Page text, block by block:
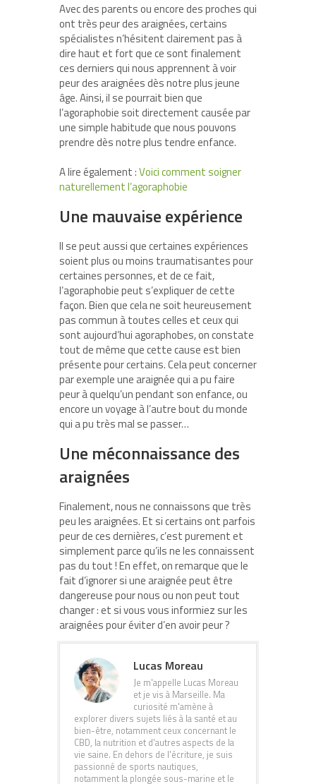
Avec des parents ou encore des proches qui
ont très peur des araignées, certains
spécialistes n’hésitent clairement pas à
dire haut et fort que ce sont finalement
ces derniers qui nous apprennent à voir
peur des araignées dès notre plus jeune
âge. Ainsi, il se pourrait bien que
l’agoraphobie soit directement causée par
une simple habitude que nous pouvons
prendre dès notre plus tendre enfance.
A lire également :Voici comment soigner
naturellement l’agoraphobie
Une mauvaise expérience
Il se peut aussi que certaines expériences
soient plus ou moins traumatisantes pour
certaines personnes, et de ce fait,
l’agoraphobie peut s’expliquer de cette
façon. Bien que cela ne soit heureusement
pas commun à toutes celles et ceux qui
sont aujourd’hui agoraphobes, on constate
tout de même que cette cause est bien
présente pour certains. Cela peut concerner
par exemple une araignée qui a pu faire
peur à quelqu’un pendant son enfance, ou
encore un voyage à l’autre bout du monde
qui a pu très mal se passer…
Une méconnaissance des
araignées
Finalement, nous ne connaissons que très
peu les araignées. Et si certains ont parfois
peur de ces dernières, c’est purement et
simplement parce qu’ils ne les connaissent
pas du tout ! En effet, on remarque que le
fait d’ignorer si une araignée peut être
dangereuse pour nous ou non peut tout
changer : et si vous vous informiez sur les
araignées pour éviter d’en avoir peur ?
Lucas Moreau
Je m'appelle Lucas Moreau
et je vis à Marseille. Ma
curiosité m'amène à
explorer divers sujets liés à la santé et au
bien-être, notamment ceux concernant le
CBD, la nutrition et d'autres aspects de la
vie saine. En dehors de l'écriture, je suis
passionné de sports nautiques,
notamment la plongée sous-marine et le